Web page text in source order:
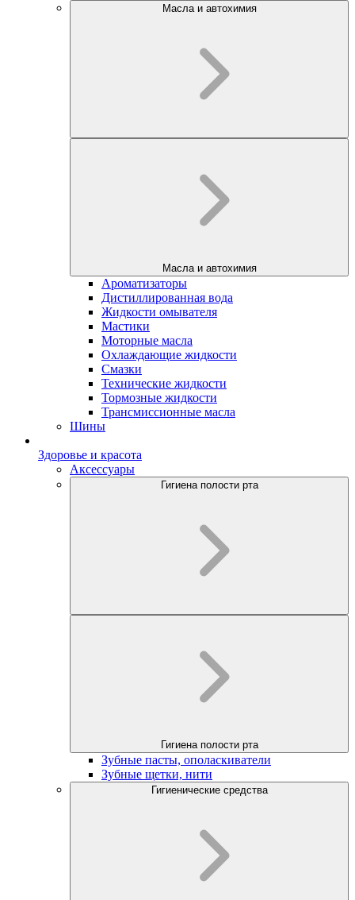
Масла и автохимия
Масла и автохимия
Ароматизаторы
Дистиллированная вода
Жидкости омывателя
Мастики
Моторные масла
Охлаждающие жидкости
Смазки
Технические жидкости
Тормозные жидкости
Трансмиссионные масла
Шины
Здоровье и красота
Аксессуары
Гигиена полости рта
Гигиена полости рта
Зубные пасты, ополаскиватели
Зубные щетки, нити
Гигиенические средства